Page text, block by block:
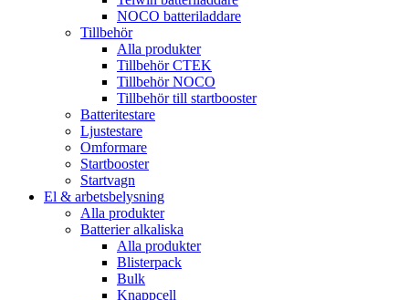
NOCO batteriladdare
Tillbehör
Alla produkter
Tillbehör CTEK
Tillbehör NOCO
Tillbehör till startbooster
Batteritestare
Ljustestare
Omformare
Startbooster
Startvagn
El & arbetsbelysning
Alla produkter
Batterier alkaliska
Alla produkter
Blisterpack
Bulk
Knappcell